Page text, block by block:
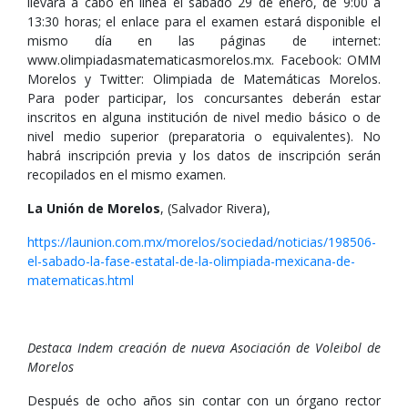
13:30 horas; el enlace para el examen estará disponible el
mismo día en las páginas de internet:
www.olimpiadasmatematicasmorelos.mx. Facebook: OMM
Morelos y Twitter: Olimpiada de Matemáticas Morelos.
Para poder participar, los concursantes deberán estar
inscritos en alguna institución de nivel medio básico o de
nivel medio superior (preparatoria o equivalentes). No
habrá inscripción previa y los datos de inscripción serán
recopilados en el mismo examen.
La Unión de Morelos, (Salvador Rivera),
https://launion.com.mx/morelos/sociedad/noticias/198506-
el-sabado-la-fase-estatal-de-la-olimpiada-mexicana-de-
matematicas.html
Destaca Indem creación de nueva Asociación de Voleibol de
Morelos
Después de ocho años sin contar con un órgano rector